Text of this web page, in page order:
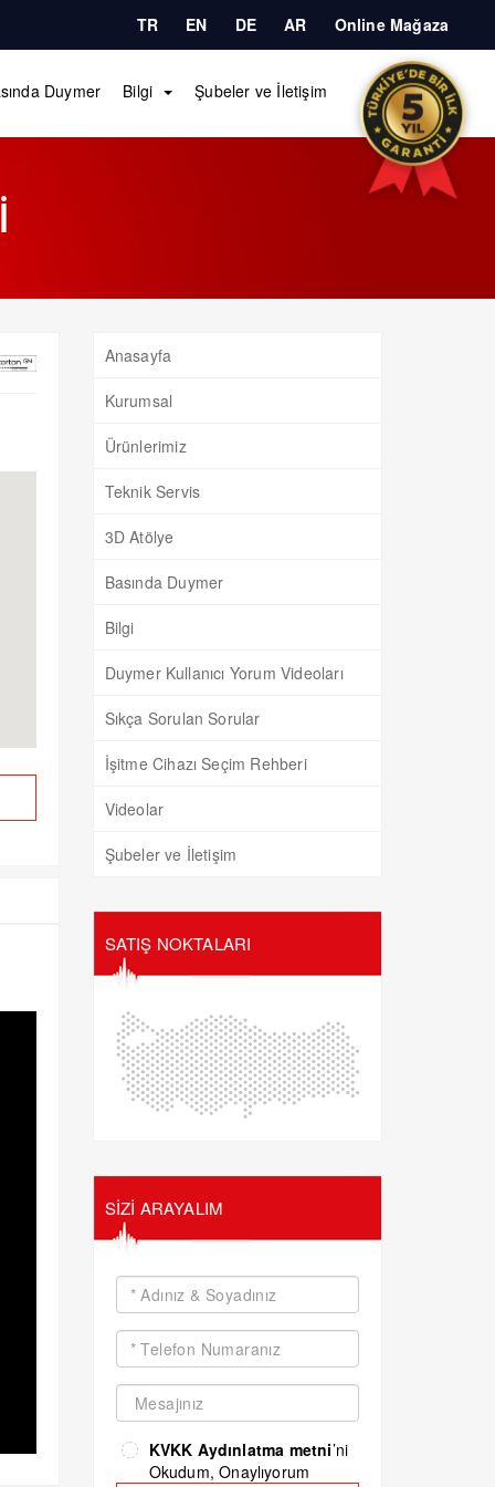
Online Mağaza
AR
DE
EN
TR
Duymer Bilgi Şubeler ve İletişim
Anasayfa
Kurumsal
Ürünlerimiz
Teknik Servis
3D Atölye
Basında Duymer
Bilgi
Duymer Kullanıcı Yorum Videoları
Sıkça Sorulan Sorular
İşitme Cihazı Seçim Rehberi
Videolar
Şubeler ve İletişim
SATIŞ NOKTALARI
SİZİ ARAYALIM
KVKK Aydınlatma metni’ni
Okudum, Onaylıyorum